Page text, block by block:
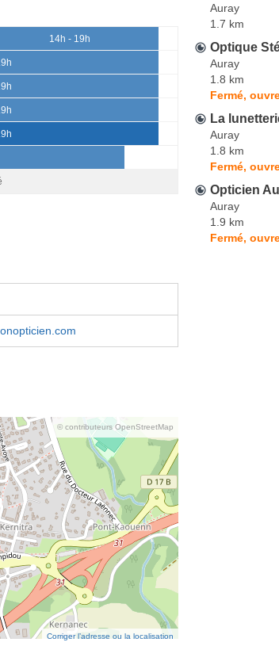
14h - 19h
© contributeurs OpenStreetMap
Corriger l’adresse ou la localisation
Auray
1.7 km
Optique
Auray
1.8 km
Fermé,
La
Auray
1.8 km
Fermé,
Opticien
Auray
1.9 km
Fermé,